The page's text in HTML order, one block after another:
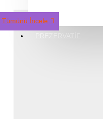
Tümünü İncele